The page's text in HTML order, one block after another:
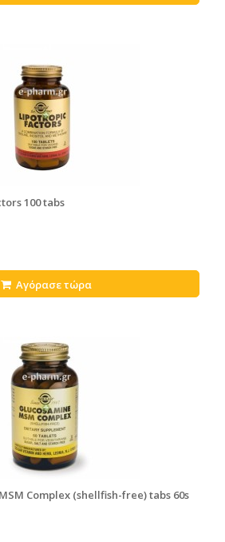
100 tabs
Αγόρασε τώρα
Complex (shellfish-free) tabs 60s